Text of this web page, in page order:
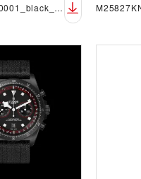
M25827KN-0001_black_fabric_black_OF_sRGB